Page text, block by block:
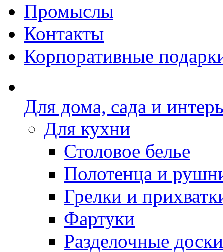
Промыслы
Контакты
Корпоративные
Для дома, сада и
Для кухни
Столовое белье
Полотенца и
Грелки и
Фартуки
Разделочные доски